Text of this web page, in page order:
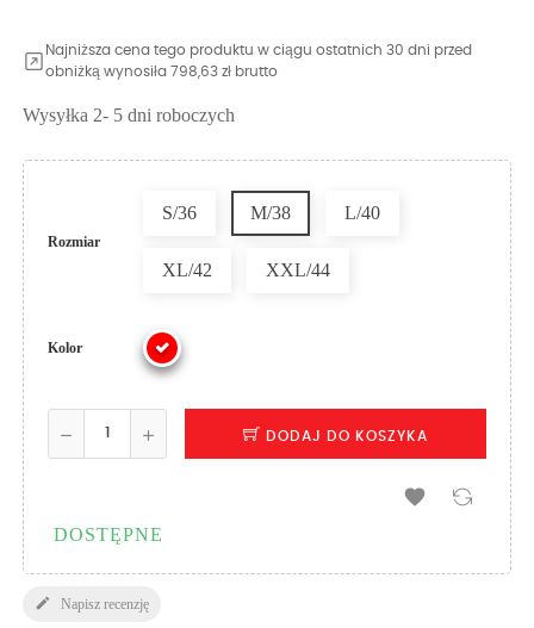
Najniższa cena tego produktu w ciągu ostatnich 30 dni przed
obniżką wynosiła 798,63 zł brutto
Wysyłka 2- 5 dni roboczych
Rozmiar
S/36 M/38 L/40
XL/42 XXL/44
Kolor
DODAJ DO KOSZYKA

DOSTĘPNE
 Napisz recenzję